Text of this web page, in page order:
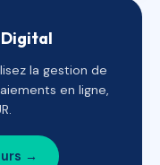
Digital
la gestion de
en ligne,
→